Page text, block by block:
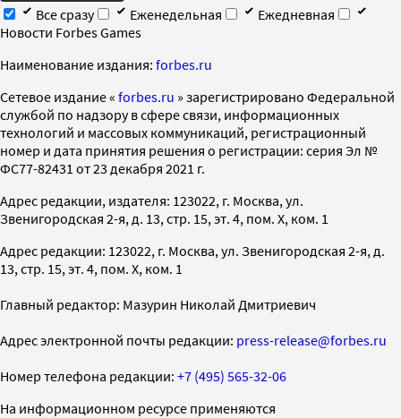
Все сразу
Еженедельная
Ежедневная
Новости Forbes Games
Наименование издания: forbes.ru
Cетевое издание « forbes.ru » зарегистрировано Федеральной
службой по надзору в сфере связи, информационных
технологий и массовых коммуникаций, регистрационный
номер и дата принятия решения о регистрации: серия Эл №
ФС77-82431 от 23 декабря 2021 г.
Адрес редакции, издателя: 123022, г. Москва, ул.
Звенигородская 2-я, д. 13, стр. 15, эт. 4, пом. X, ком. 1
Адрес редакции: 123022, г. Москва, ул. Звенигородская 2-я, д.
13, стр. 15, эт. 4, пом. X, ком. 1
Главный редактор: Мазурин Николай Дмитриевич
Адрес электронной почты редакции: press-release@forbes.ru
Номер телефона редакции: +7 (495) 565-32-06
На информационном ресурсе применяются